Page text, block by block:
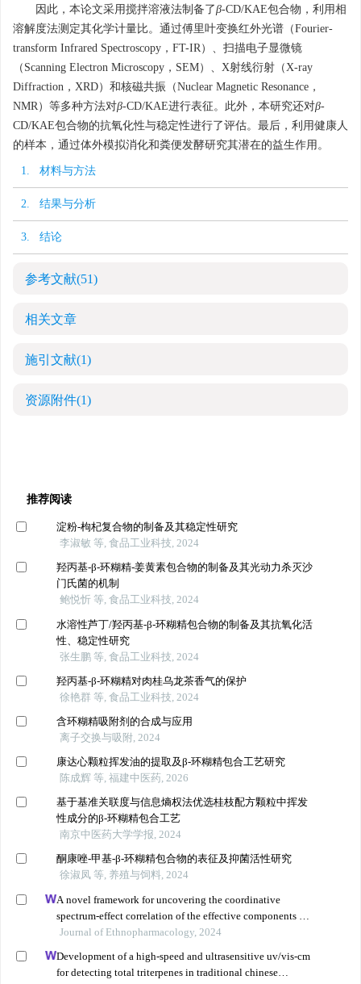
因此，本论文采用搅拌溶液法制备了β-CD/KAE包合物，利用相
溶解度法测定其化学计量比。通过傅里叶变换红外光谱（Fourier-
transform Infrared Spectroscopy，FT-IR）、扫描电子显微镜
（Scanning Electron Microscopy，SEM）、X射线衍射（X-ray
Diffraction，XRD）和核磁共振（Nuclear Magnetic Resonance，
NMR）等多种方法对β-CD/KAE进行表征。此外，本研究还对β-
CD/KAE包合物的抗氧化性与稳定性进行了评估。最后，利用健康人
的样本，通过体外模拟消化和粪便发酵研究其潜在的益生作用。
1. 材料与方法
2. 结果与分析
3. 结论
参考文献(51)
相关文章
施引文献(1)
资源附件(1)